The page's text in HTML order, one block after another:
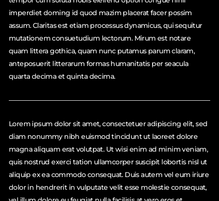
imperdiet doming id quod mazim placerat facer possim
assum. Claritas est etiam processus dynamicus, qui sequitur
mutationem consuetudium lectorum. Mirum est notare
quam littera gothica, quam nunc putamus parum claram,
anteposuerit litterarum formas humanitatis per seacula
quarta decima et quinta decima.
Lorem ipsum dolor sit amet, consectetuer adipiscing elit, sed
diam nonummy nibh euismod tincidunt ut laoreet dolore
magna aliquam erat volutpat. Ut wisi enim ad minim veniam,
quis nostrud exerci tation ullamcorper suscipit lobortis nisl ut
aliquip ex ea commodo consequat. Duis autem vel eum iriure
dolor in hendrerit in vulputate velit esse molestie consequat,